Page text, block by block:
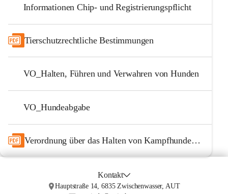
Informationen Chip- und Registrierungspflicht
Tierschutzrechtliche Bestimmungen
VO_Halten, Führen und Verwahren von Hunden
VO_Hundeabgabe
Verordnung über das Halten von Kampfhunden Auslegung des § 2 lit b (1)
Kontakt
Hauptstraße 14, 6835 Zwischenwasser, AUT